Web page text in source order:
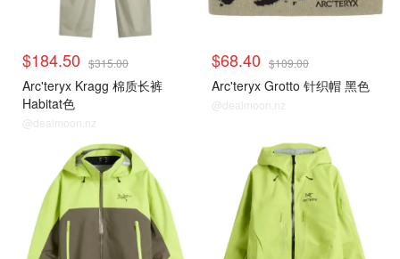
$184.50 $315.00
Arc'teryx Kragg 棉质长裤
Habitat色
@dealmoon.nz
$68.40 $109.00
Arc'teryx Grotto 针织帽 黑色
@dealmoon.nz